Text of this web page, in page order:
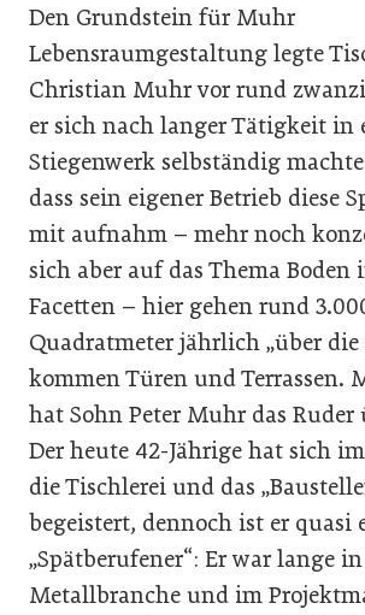
Den Grundstein für Muhr
Lebensraumgestaltung legte
Christian Muhr vor rund
er sich nach langer Tätigkeit in
Stiegenwerk selbständig
dass sein eigener Betrieb diese
mit aufnahm – mehr noch
sich aber auf das Thema Boden
Facetten – hier gehen rund
Quadratmeter jährlich „über die
kommen Türen und Terrassen.
hat Sohn Peter Muhr das Ruder
Der heute 42-Jährige hat sich
die Tischlerei und das
begeistert, dennoch ist er quasi
„Spätberufener“: Er war lange
Metallbranche und im